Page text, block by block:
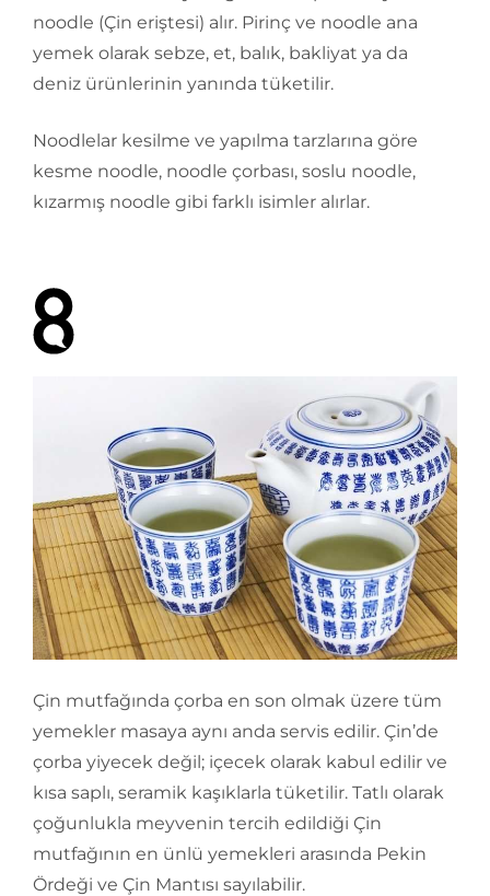
noodle (Çin eriştesi) alır. Pirinç ve noodle ana
yemek olarak sebze, et, balık, bakliyat ya da
deniz ürünlerinin yanında tüketilir.
Noodlelar kesilme ve yapılma tarzlarına göre
kesme noodle, noodle çorbası, soslu noodle,
kızarmış noodle gibi farklı isimler alırlar.
Çin mutfağında çorba en son olmak üzere tüm
yemekler masaya aynı anda servis edilir. Çin’de
çorba yiyecek değil; içecek olarak kabul edilir ve
kısa saplı, seramik kaşıklarla tüketilir. Tatlı olarak
çoğunlukla meyvenin tercih edildiği Çin
mutfağının en ünlü yemekleri arasında Pekin
Ördeği ve Çin Mantısı sayılabilir.